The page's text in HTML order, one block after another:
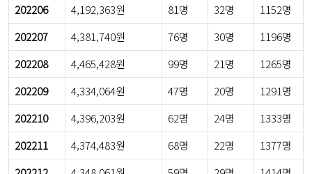
202206
4,192,363원 81명 32명
1152명
202207
4,381,740원 76명 30명
1196명
202208
4,465,428원 99명 21명
1265명
202209
4,334,064원 47명 20명
1291명
202210
4,396,203원 62명 24명
1333명
202211
4,374,483원 68명 22명
1377명